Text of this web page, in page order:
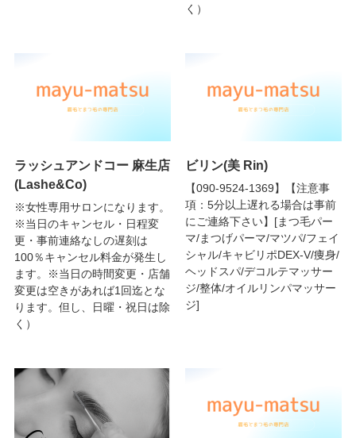
く）
ラッシュアンドコー 麻生店
(Lashe&Co)
※女性専用サロンになります。
※当日のキャンセル・日程変
更・事前連絡なしの遅刻は
100％キャンセル料金が発生し
ます。※当日の時間変更・店舗
変更は空きがあれば1回迄とな
ります。但し、日曜・祝日は除
く）
ビリン(美 Rin)
【090-9524-1369】【注意事
項：5分以上遅れる場合は事前
にご連絡下さい】[まつ毛パー
マ/まつげパーマ/マツパ/フェイ
シャル/キャビリポDEX-V/痩身/
ヘッドスパ/デコルテマッサー
ジ/整体/オイルリンパマッサー
ジ]